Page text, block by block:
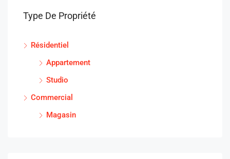
Type De Propriété
Résidentiel
Appartement
Studio
Commercial
Magasin